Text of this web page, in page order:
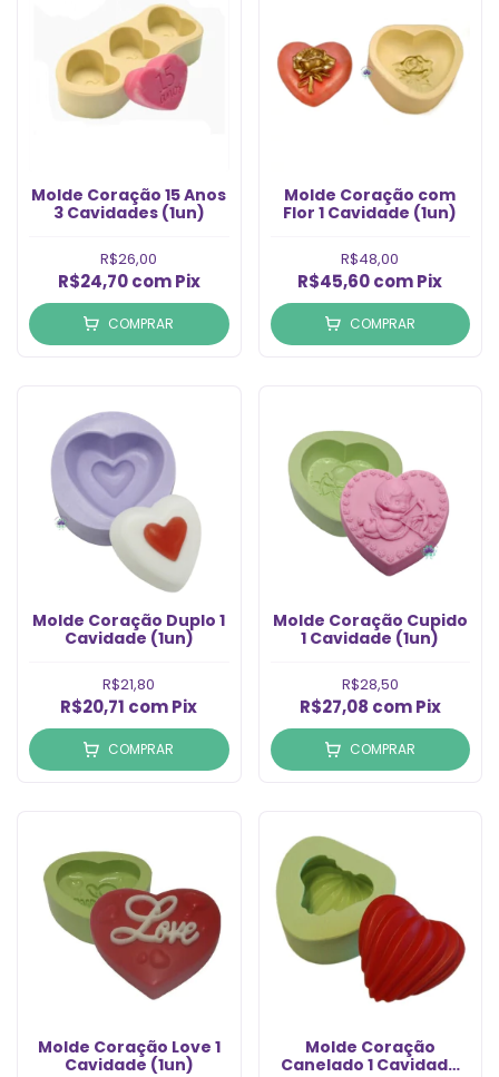
Molde Coração 15 Anos
3 Cavidades (1un)
R$26,00
R$24,70com Pix
COMPRAR
Molde Coração com
Flor 1 Cavidade (1un)
R$48,00
R$45,60comPix
COMPRAR
Molde Coração Duplo 1
Cavidade (1un)
R$21,80
R$20,71 comPix
COMPRAR
Molde Coração Cupido
1 Cavidade (1un)
R$28,50
R$27,08 com Pix
COMPRAR
Molde Coração Love 1
Cavidade (1un)
Molde Coração
Canelado 1 Cavidade